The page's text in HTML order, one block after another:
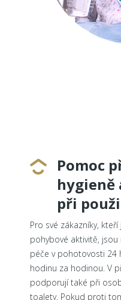
Pomoc
hygieně
při
Pro své zákazníky,
pohybové aktivitě,
péče v pohotovosti 24
hodinu za hodinou. V
podporují také při
toalety. Pokud proti